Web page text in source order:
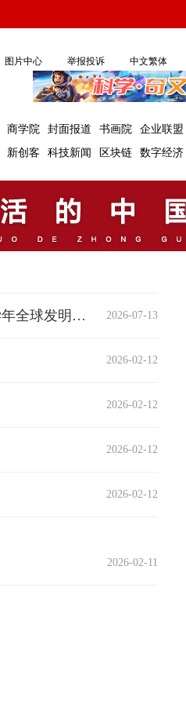
图片中心 举报投诉 中文繁体
商学院 封面报道 书画院
企业联盟
新创客 科技新闻 区块链 数字经济
汇聚全国青少年创新力量，共筑科技强国梦--2025-2026学年全球发明大会（中国）竞赛活动"未来智造家"主题赛在河北拉开帷幕 2026-07-13
2026-02-12
2026-02-12
2026-02-12
2026-02-12
2026-02-11